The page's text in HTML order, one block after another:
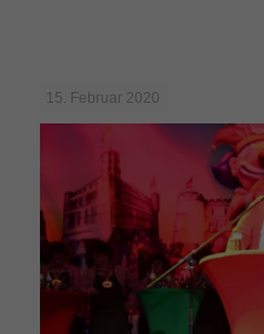
15. Februar 2020